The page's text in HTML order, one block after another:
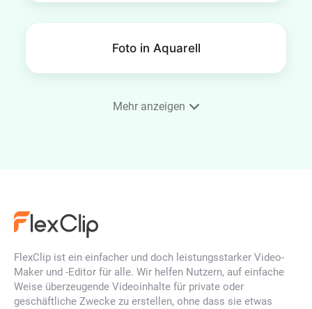
Foto in Aquarell
Foto im Ghibli-Stil
Mehr anzeigen
FlexClip ist ein einfacher und doch leistungsstarker Video-
Maker und -Editor für alle. Wir helfen Nutzern, auf einfache
Weise überzeugende Videoinhalte für private oder
geschäftliche Zwecke zu erstellen, ohne dass sie etwas